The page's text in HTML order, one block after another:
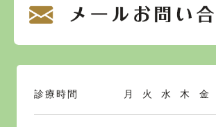
診療時間 月 火 水 木 金